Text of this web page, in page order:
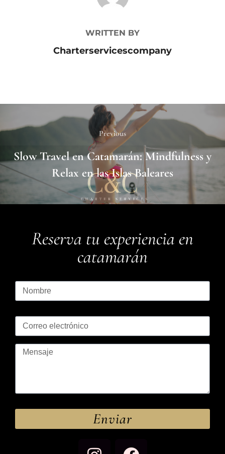
WRITTEN BY
Charterservicescompany
Previous
Slow Travel en Catamarán: Mindfulness y
Relax en las Islas Baleares
Reserva tu experiencia en
catamarán
Enviar